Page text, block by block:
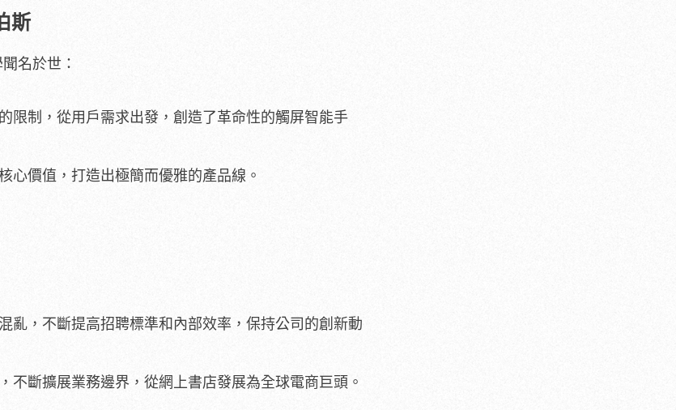
斯
名於世：
限制，從用戶需求出發，創造了革命性的觸屏智能手
心價值，打造出極簡而優雅的產品線。
亂，不斷提高招聘標準和內部效率，保持公司的創新動
不斷擴展業務邊界，從網上書店發展為全球電商巨頭。